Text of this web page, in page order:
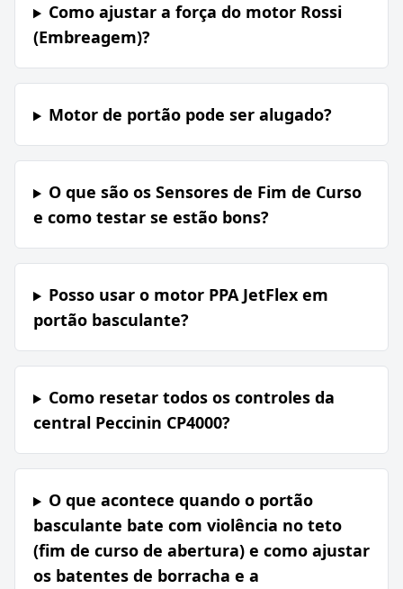
Como ajustar a força do motor Rossi
(Embreagem)?
Motor de portão pode ser alugado?
O que são os Sensores de Fim de Curso
e como testar se estão bons?
Posso usar o motor PPA JetFlex em
portão basculante?
Como resetar todos os controles da
central Peccinin CP4000?
O que acontece quando o portão
basculante bate com violência no teto
(fim de curso de abertura) e como ajustar
os batentes de borracha e a